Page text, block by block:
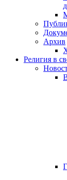
Архив
Религия в